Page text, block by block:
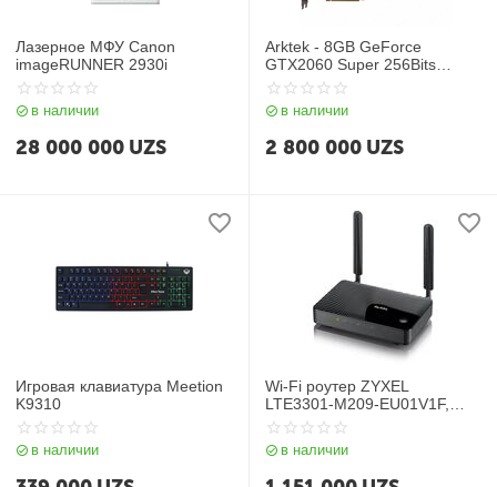
Лазерное МФУ Canon
imageRUNNER 2930i
в наличии
28 000 000 UZS
Arktek - 8GB GeForce
GTX2060 Super 256Bits
GDDR6
в наличии
2 800 000 UZS
Игровая клавиатура Meetion
K9310
в наличии
Wi-Fi роутер ZYXEL
LTE3301-M209-EU01V1F,
N300, черный
в наличии